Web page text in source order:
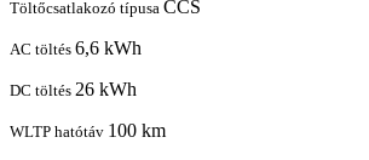
Töltőcsatlakozó típusa CCS
AC töltés 6,6 kWh
DC töltés 26 kWh
WLTP hatótáv 100 km